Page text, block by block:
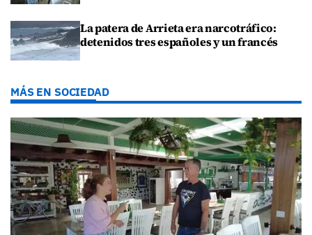
La patera de Arrieta era narcotráfico:
detenidos tres españoles y un francés
MÁS EN SOCIEDAD